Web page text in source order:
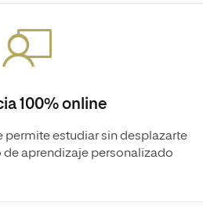
100% online
estudiar sin desplazarte
aprendizaje personalizado